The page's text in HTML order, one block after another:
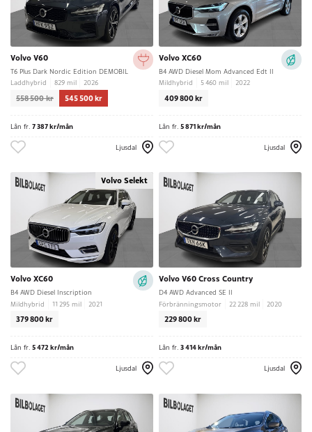
Volvo V60
T6 Plus Dark Nordic Edition DEMOBIL
Laddhybrid
829 mil 2026
558 500 kr 545 500 kr
Lån fr. 7 387 kr/mån
Ljusdal
Volvo XC60
B4 AWD Diesel Mom Advanced Edt II
Mildhybrid
5 460 mil 2022
409 800 kr
Lån fr. 5 871 kr/mån
Ljusdal
Volvo Selekt
Volvo XC60
B4 AWD Diesel Inscription
Mildhybrid
11 295 mil 2021
379 800 kr
Lån fr. 5 472 kr/mån
Ljusdal
Volvo V60 Cross Country
D4 AWD Advanced SE II
Förbränningsmotor
22 228 mil 2020
229 800 kr
Lån fr. 3 414 kr/mån
Ljusdal